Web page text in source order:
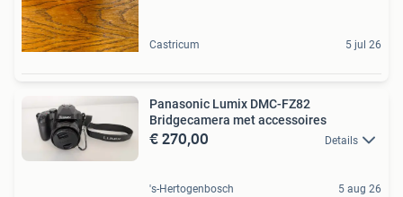
Castricum 5 jul 26
Panasonic Lumix DMC-FZ82
Bridgecamera met accessoires
€ 270,00 Details
's-Hertogenbosch 5 aug 26